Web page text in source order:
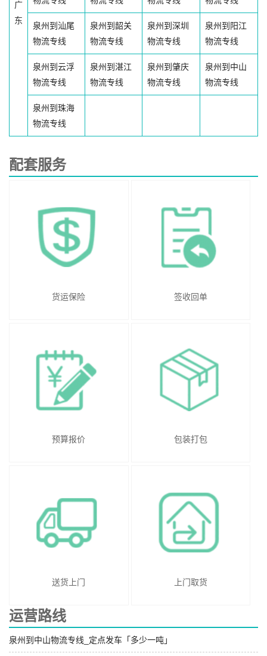
广
东
泉州到汕尾
物流专线
泉州到韶关
物流专线
泉州到深圳
物流专线
泉州到阳江
物流专线
泉州到云浮
物流专线
泉州到湛江
物流专线
泉州到肇庆
物流专线
泉州到中山
物流专线
泉州到珠海
物流专线
配套服务
货运保险 签收回单
预算报价 包装打包
送货上门 上门取货
运营路线
泉州到中山物流专线_定点发车「多少一吨」